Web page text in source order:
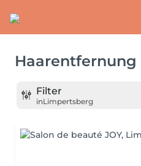
Haarentfernung
Filter
inLimpertsberg